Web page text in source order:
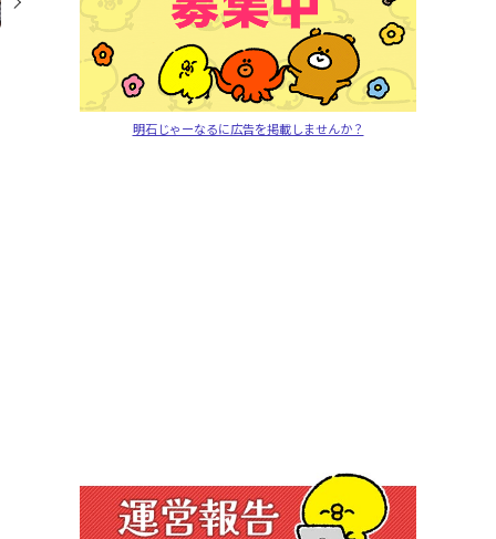
明石じゃーなるに広告を掲載しませんか？